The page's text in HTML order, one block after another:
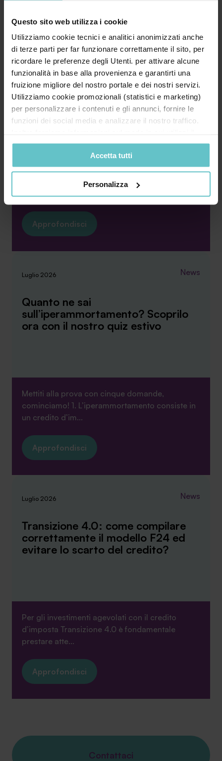
Questo sito web utilizza i cookie
Utilizziamo cookie tecnici e analitici anonimizzati anche
di terze parti per far funzionare correttamente il sito, per
ricordare le preferenze degli Utenti. per attivare alcune
funzionalità in base alla provenienza e garantirti una
fruizione migliore del nostro portale e dei nostri servizi.
Utilizziamo cookie promozionali (statistici e marketing)
per personalizzare i contenuti e gli annunci, fornire le
funzioni dei social media e analizzare il nostro traffico.
nostro sito ai nostri partner che si occupano di analisi dei
dati web, pubblicità e social media, i quali potrebbero
combinarle con altre informazioni che hai fornito loro o
che hanno raccolto in base al tuo utilizzo dei loro servizi.
cookie potranno essere implementati ad esclusione di
quelli tecnici che sono necessari per il funzionamento del
sito. Cliccando su “ACCETTA TUTTI” invece accetterai di
verranno installati i soli cookie necessari al
ti invitiamo a consultare le "Informazioni sui Cookie" qui
Accetta tutti
Personalizza
Luglio 2026 News
Finanza agevolata: il dizionario
essenziale per le imprese
Bando, contributo a fondo perduto, leasing,
credito d’imposta, rendicontazione… Il
linguaggio ...
Approfondisci
Luglio 2026 News
Quanto ne sai
sull’iperammortamento? Scoprilo
ora con il nostro quiz estivo
Mettiti alla prova con cinque domande,
cominciamo! 1. L’iperammortamento consiste in
un credito d’im...
Approfondisci
Luglio 2026 News
Transizione 4.0: come compilare
correttamente il modello F24 ed
evitare lo scarto del credito?
Per gli investimenti agevolati con il credito
d’imposta Transizione 4.0 è fondamentale
prestare atte...
Approfondisci
Contattaci